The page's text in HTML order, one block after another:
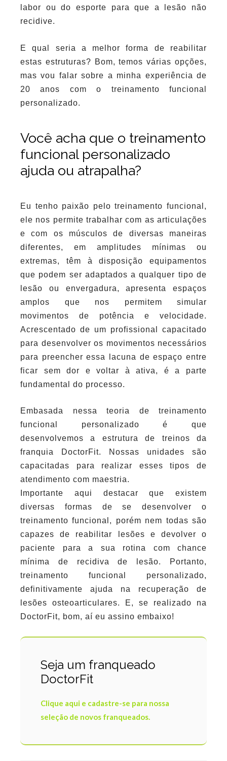
labor ou do esporte para que a lesão não
recidive.
E qual seria a melhor forma de reabilitar
estas estruturas? Bom, temos várias opções,
mas vou falar sobre a minha experiência de
20 anos com o treinamento funcional
personalizado.
Você acha que o treinamento
funcional personalizado
ajuda ou atrapalha?
Eu tenho paixão pelo treinamento funcional,
ele nos permite trabalhar com as articulações
e com os músculos de diversas maneiras
diferentes, em amplitudes mínimas ou
extremas, têm à disposição equipamentos
que podem ser adaptados a qualquer tipo de
lesão ou envergadura, apresenta espaços
amplos que nos permitem simular
movimentos de potência e velocidade.
Acrescentado de um profissional capacitado
para desenvolver os movimentos necessários
para preencher essa lacuna de espaço entre
ficar sem dor e voltar à ativa, é a parte
fundamental do processo.
Embasada nessa teoria de treinamento
funcional personalizado é que
desenvolvemos a estrutura de treinos da
franquia DoctorFit. Nossas unidades são
capacitadas para realizar esses tipos de
atendimento com maestria.
Importante aqui destacar que existem
diversas formas de se desenvolver o
treinamento funcional, porém nem todas são
capazes de reabilitar lesões e devolver o
paciente para a sua rotina com chance
mínima de recidiva de lesão. Portanto,
treinamento funcional personalizado,
definitivamente ajuda na recuperação de
lesões osteoarticulares. E, se realizado na
DoctorFit, bom, aí eu assino embaixo!
Seja um franqueado
DoctorFit
Clique aqui e cadastre-se para nossa
seleção de novos franqueados.